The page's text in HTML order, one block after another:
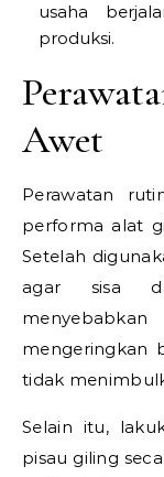
usaha
produksi.
Awet
Perawatan
performa alat
Setelah
agar sisa
mengeringkan
tidak
Selain itu,
pisau giling